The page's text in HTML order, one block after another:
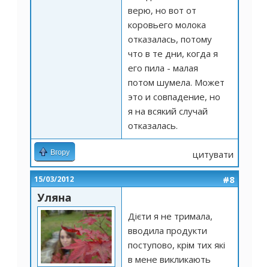
верю, но вот от
коровьего молока
отказалась, потому
что в те дни, когда я
его пила - малая
потом шумела. Может
это и совпадение, но
я на всякий случай
отказалась.
Вгору цитувати
15/03/2012 #8
Уляна
Дієти я не тримала,
вводила продукти
поступово, крім тих які
в мене викликають